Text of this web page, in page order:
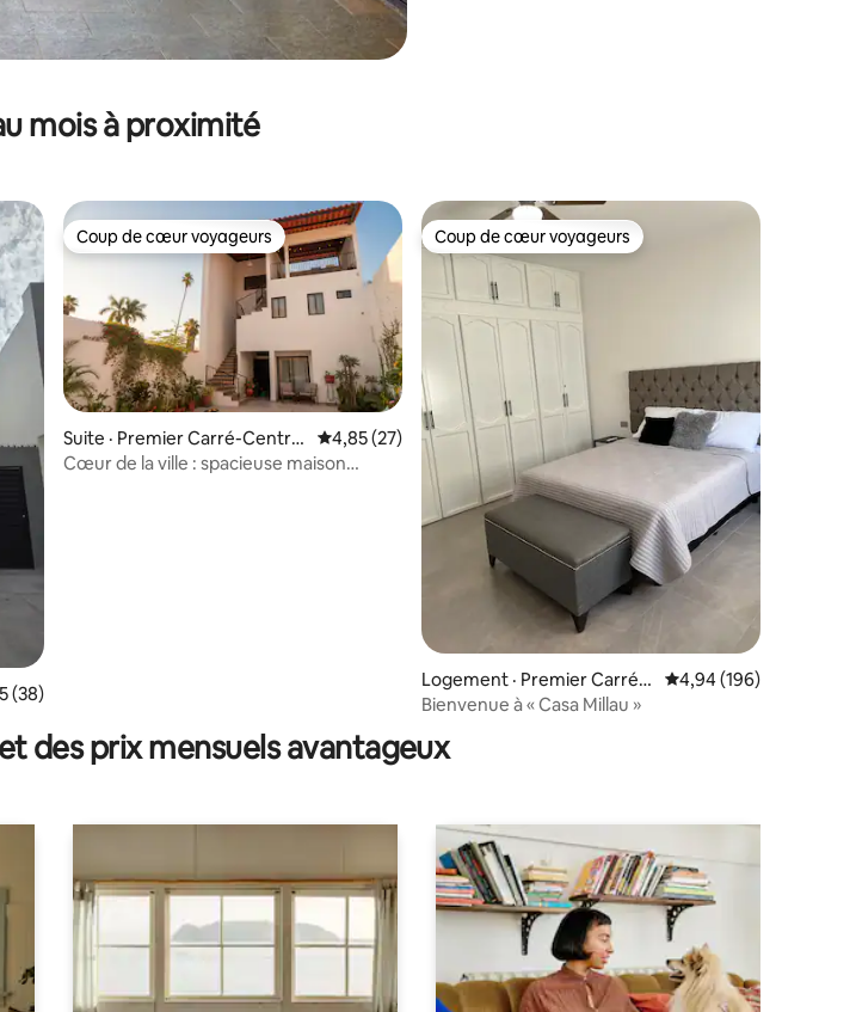
mois à proximité
moyenne de 5 sur 5, 38 commentaires
5 (38)
Coup de cœur voyageurs
Coup de cœur voyageurs
Suite · Premier Carré-Centre
de Los Mochis
Note moyenne de 4,85 sur 5, 27 commentaires
4,85 (27)
Cœur de la ville : spacieuse maison
Coup de cœur voyageurs
Coup de cœur voyageurs
Logement · Premier Carré-
Centre de Los Mochis
Note moyenne de
4,94 (196)
Bienvenue à « Casa Millau »
des prix mensuels avantageux